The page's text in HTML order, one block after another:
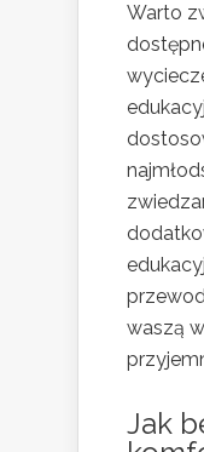
Warto
waszą
Jak